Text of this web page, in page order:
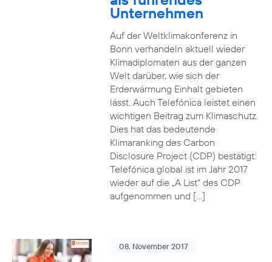
Unternehmen
Auf der Weltklimakonferenz in
Bonn verhandeln aktuell wieder
Klimadiplomaten aus der ganzen
Welt darüber, wie sich der
Erderwärmung Einhalt gebieten
lässt. Auch Telefónica leistet einen
wichtigen Beitrag zum Klimaschutz.
Dies hat das bedeutende
Klimaranking des Carbon
Disclosure Project (CDP) bestätigt:
Telefónica global ist im Jahr 2017
wieder auf die „A List“ des CDP
aufgenommen und […]
08. November 2017